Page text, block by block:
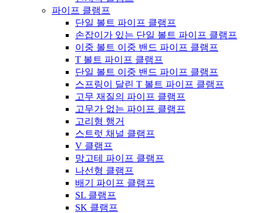
파이프 클램프
단일 볼트 파이프 클램프
손잡이가 있는 단일 볼트 파이프 클램프
이중 볼트 이중 밴드 파이프 클램프
T 볼트 파이프 클램프
단일 볼트 이중 밴드 파이프 클램프
스프링이 달린 T 볼트 파이프 클램프
고무 재질의 파이프 클램프
고무가 없는 파이프 클램프
고리형 행거
스트럿 채널 클램프
V 클램프
망고테 파이프 클램프
나선형 클램프
배기 파이프 클램프
SL 클램프
SK 클램프